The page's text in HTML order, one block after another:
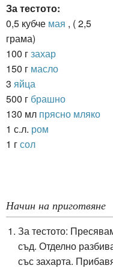
За тестото:
0,5 кубче мая , ( 2,5
грама)
100 гзахар
150 г масло
3 яйца
500 г брашно
130 мл прясно мляко
1 с.л. ром
1 гсол
Начин на приготвяне
За тестото:
съд. Отделно
със захарта.